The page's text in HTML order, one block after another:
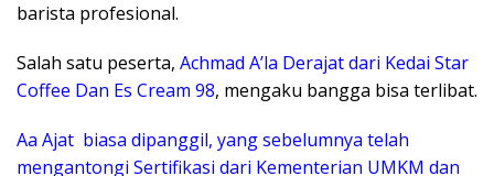
barista profesional.
Salah satu peserta, Achmad A’la Derajat dari Kedai Star
Coffee Dan Es Cream 98, mengaku bangga bisa terlibat.
Aa ​Ajat biasa dipanggil, yang sebelumnya telah
mengantongi Sertifikasi dari Kementerian UMKM dan